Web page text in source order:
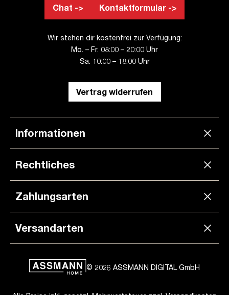
Chat -> Kontaktformular ->
Wir stehen dir kostenfrei zur Verfügung:
Mo. – Fr. 08:00 – 20:00 Uhr
Sa. 10:00 – 18:00 Uhr
Vertrag widerrufen
Informationen
Rechtliches
Zahlungsarten
Versandarten
© 2026 ASSMANN DIGITAL GmbH